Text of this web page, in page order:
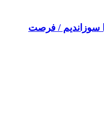
سوزاندیم / فرصت